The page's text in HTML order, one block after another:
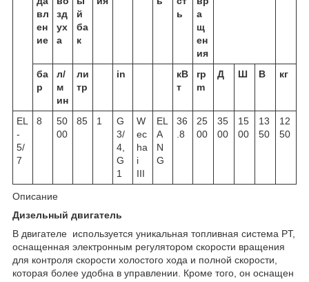
вл
ен
ие
зд
ух
а
й
ба
к
ь
а
щ
ен
ия
ба
р
л/
м
ин
ли
тр
in
кВ
т
rp
m
Д Ш В кг
EL
-
5/
7
8
50
00
85 1
G
3/
4,
G
1
W
ec
ha
i
III
EL
A
N
G
36
.8
25
00
35
00
15
00
13
50
12
50
Описание
Дизельный двигатель
В двигателе используется уникальная топливная система PT,
оснащенная электронным регулятором скорости вращения
для контроля скорости холостого хода и полной скорости,
которая более удобна в управлении. Кроме того, он оснащен